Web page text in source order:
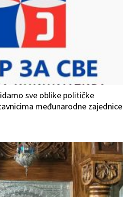
sve oblike političke
međunarodne zajednice